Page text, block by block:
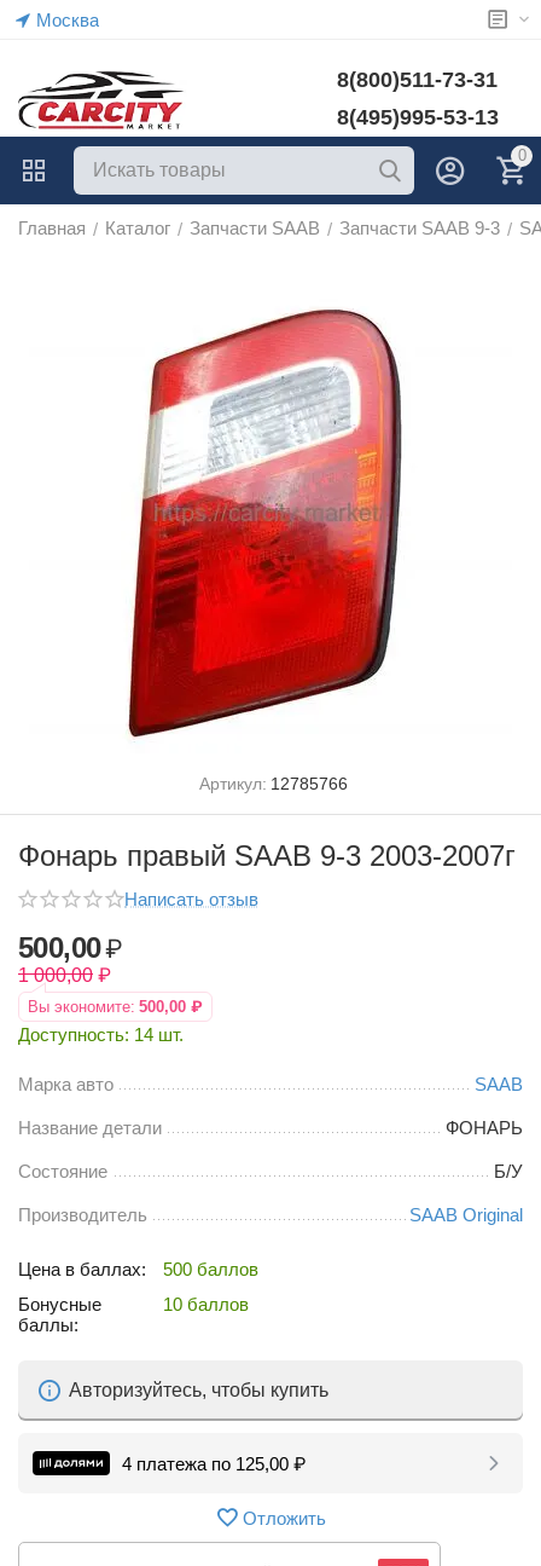
Москва
8(800)511-73-31
8(495)995-53-13
0
Главная / Каталог / Запчасти SAAB / Запчасти SAAB 9-3 /
Артикул: 12785766
Фонарь правый SAAB 9-3 2003-2007г
Написать отзыв
500,00₽
1 000,00 ₽
Вы экономите: 500,00 ₽
Доступность: 14 шт.
Марка авто SAAB
Название детали ФОНАРЬ
Состояние Б/У
Производитель SAAB Original
Цена в баллах:
500 баллов
Бонусные
баллы:
10 баллов
Авторизуйтесь, чтобы купить
4 платежа по 125,00 ₽
Отложить